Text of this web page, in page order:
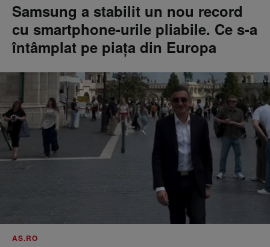
Samsung a stabilit un nou record
cu smartphone-urile pliabile. Ce s-a
întâmplat pe piața din Europa
AS.RO